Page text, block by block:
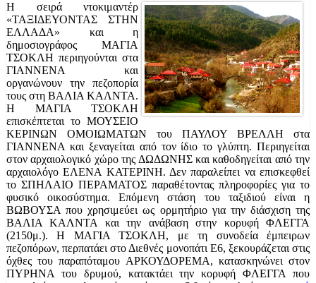
Η σειρά ντοκιμαντέρ
«ΤΑΞΙΔΕΥΟΝΤΑΣ ΣΤΗΝ
ΕΛΛΑΔΑ» και η
δημοσιογράφος ΜΑΓΙΑ
ΤΣΟΚΛΗ περιηγούνται στα
ΓΙΑΝΝΕΝΑ και
οργανώνουν την πεζοπορία
τους στη ΒΑΛΙΑ ΚΑΛΝΤΑ.
Η ΜΑΓΙΑ ΤΣΟΚΛΗ
επισκέπτεται το ΜΟΥΣΕΙΟ
ΚΕΡΙΝΩΝ ΟΜΟΙΩΜΑΤΩΝ του ΠΑΥΛΟΥ ΒΡΕΛΛΗ στα
ΓΙΑΝΝΕΝΑ και ξεναγείται από τον ίδιο το γλύπτη. Περιηγείται
στον αρχαιολογικό χώρο της ΔΩΔΩΝΗΣ και καθοδηγείται από την
αρχαιολόγο ΕΛΕΝΑ ΚΑΤΕΡΙΝΗ. Δεν παραλείπει να επισκεφθεί
το ΣΠΗΛΑΙΟ ΠΕΡΑΜΑΤΟΣ παραθέτοντας πληροφορίες για το
φυσικό οικοσύστημα. Επόμενη στάση του ταξιδιού είναι η
ΒΩΒΟΥΣΑ που χρησιμεύει ως ορμητήριο για την διάσχιση της
ΒΑΛΙΑ ΚΑΛΝΤΑ και την ανάβαση στην κορυφή ΦΛΕΓΓΑ
(2150μ.). Η ΜΑΓΙΑ ΤΣΟΚΛΗ, με τη συνοδεία έμπειρων
πεζοπόρων, περπατάει στο Διεθνές μονοπάτι Ε6, ξεκουράζεται στις
όχθες του παραπόταμου ΑΡΚΟΥΔΟΡΕΜΑ, κατασκηνώνει στον
ΠΥΡΗΝΑ του δρυμού, κατακτάει την κορυφή ΦΛΕΓΓΑ που